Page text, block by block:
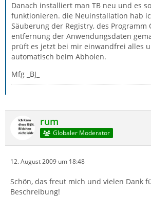
Danach installiert man TB neu und es
funktionieren. die Neuinstallation hab
Säuberung der Registry, des
entfernung der Anwendungsdaten
prüft es jetzt bei mir einwandfrei alles
automatisch beim Abholen.
Mfg _BJ_
rum
Globaler Moderator
12. August 2009 um 18:48
Schön, das freut mich und vielen Dank
Beschreibung!